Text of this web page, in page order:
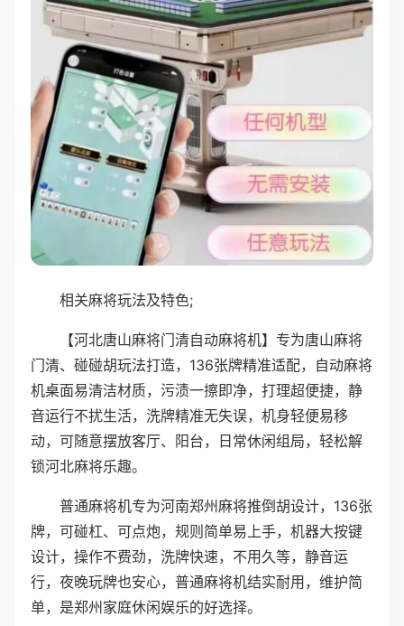
相关麻将玩法及特色;
【河北唐山麻将门清自动麻将机】专为唐山麻将
门清、碰碰胡玩法打造，136张牌精准适配，自动麻将
机桌面易清洁材质，污渍一擦即净，打理超便捷，静
音运行不扰生活，洗牌精准无失误，机身轻便易移
动，可随意摆放客厅、阳台，日常休闲组局，轻松解
锁河北麻将乐趣。
普通麻将机专为河南郑州麻将推倒胡设计，136张
牌，可碰杠、可点炮，规则简单易上手，机器大按键
设计，操作不费劲，洗牌快速，不用久等，静音运
行，夜晚玩牌也安心，普通麻将机结实耐用，维护简
单，是郑州家庭休闲娱乐的好选择。